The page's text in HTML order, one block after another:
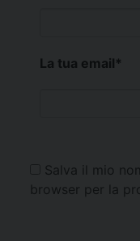
La tua email*
Salva il mio
browser per la